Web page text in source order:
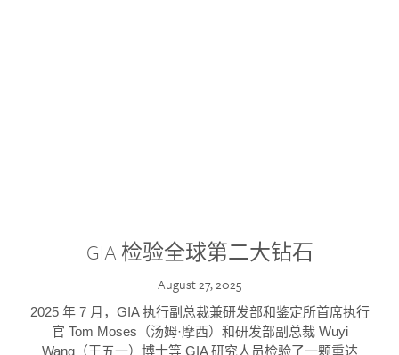
GIA 检验全球第二大钻石
August 27, 2025
2025 年 7 月，GIA 执行副总裁兼研发部和鉴定所首席执行
官 Tom Moses（汤姆·摩西）和研发部副总裁 Wuyi
Wang（王五一）博士等 GIA 研究人员检验了一颗重达